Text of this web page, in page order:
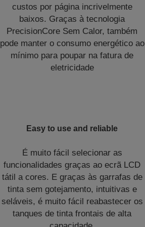
custos por página incrivelmente
baixos. Graças à tecnologia
PrecisionCore Sem Calor, também
pode manter o consumo energético ao
mínimo para poupar na fatura de
eletricidade
Easy to use and reliable
É muito fácil selecionar as
funcionalidades graças ao ecrã LCD
tátil a cores. E graças às garrafas de
tinta sem gotejamento, intuitivas e
seláveis, é muito fácil reabastecer os
tanques de tinta frontais de alta